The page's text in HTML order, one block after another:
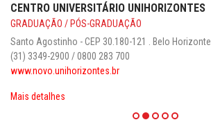
CENTRO UNIVERSITÁRIO UNIHORIZONTES
GRADUAÇÃO / PÓS-GRADUAÇÃO
Santo Agostinho - CEP 30.180-121 . Belo Horizonte
(31) 3349-2900 / 0800 283 700
www.novo.unihorizontes.br
Mais detalhes